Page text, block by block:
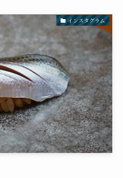
インスタグラム